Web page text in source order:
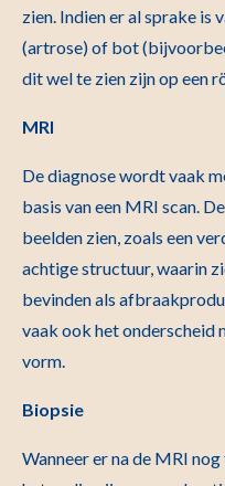
zien. Indien er al sprake is
(artrose) of bot
dit wel te zien zijn op een
MRI
De diagnose wordt vaak
basis van een MRI scan.
beelden zien, zoals een
achtige structuur, waarin
bevinden als
vaak ook het onderscheid
vorm.
Biopsie
Wanneer er na de MRI